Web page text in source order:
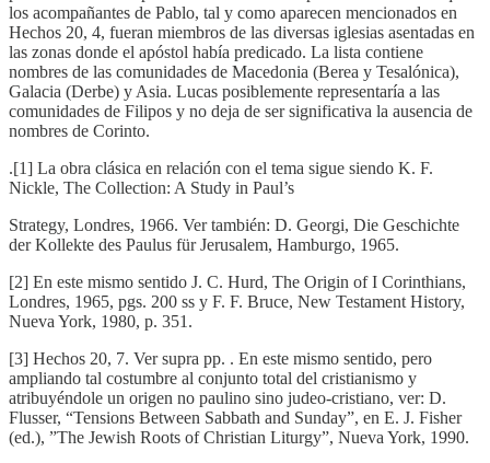
los acompañantes de Pablo, tal y como aparecen mencionados en
Hechos 20, 4, fueran miembros de las diversas iglesias asentadas en
las zonas donde el apóstol había predicado. La lista contiene
nombres de las comunidades de Macedonia (Berea y Tesalónica),
Galacia (Derbe) y Asia. Lucas posiblemente representaría a las
comunidades de Filipos y no deja de ser significativa la ausencia de
nombres de Corinto.
.[1] La obra clásica en relación con el tema sigue siendo K. F.
Nickle, The Collection: A Study in Paul’s
Strategy, Londres, 1966. Ver también: D. Georgi, Die Geschichte
der Kollekte des Paulus für Jerusalem, Hamburgo, 1965.
[2] En este mismo sentido J. C. Hurd, The Origin of I Corinthians,
Londres, 1965, pgs. 200 ss y F. F. Bruce, New Testament History,
Nueva York, 1980, p. 351.
[3] Hechos 20, 7. Ver supra pp. . En este mismo sentido, pero
ampliando tal costumbre al conjunto total del cristianismo y
atribuyéndole un origen no paulino sino judeo-cristiano, ver: D.
Flusser, “Tensions Between Sabbath and Sunday”, en E. J. Fisher
(ed.), ”The Jewish Roots of Christian Liturgy”, Nueva York, 1990.